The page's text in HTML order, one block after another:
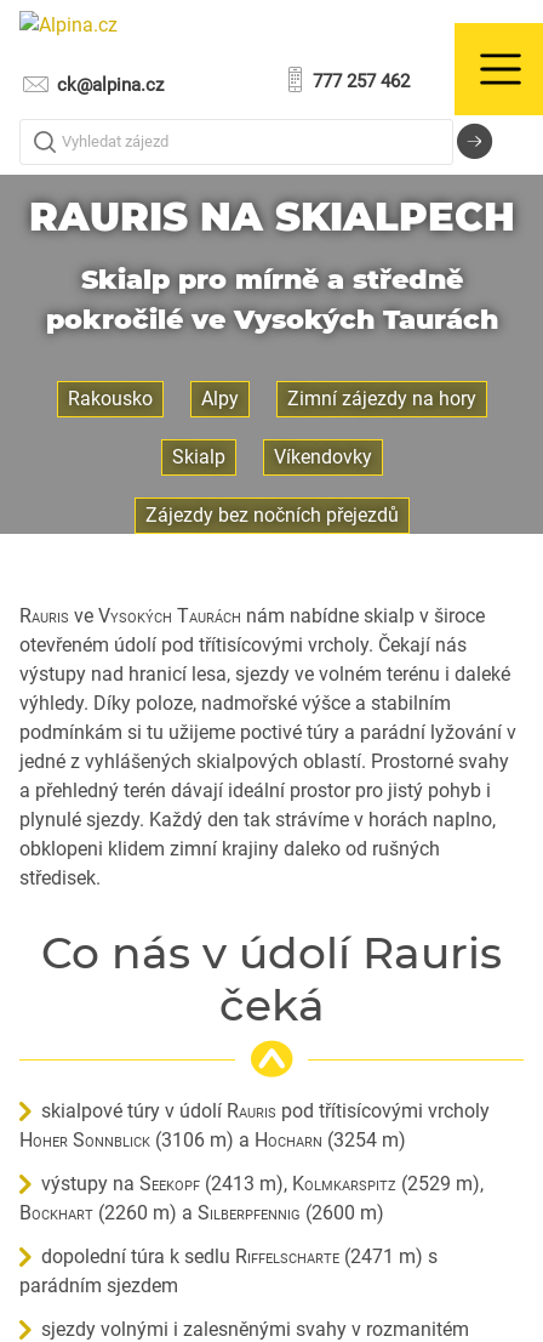
ck@alpina.cz 777 257 462
Vyhledat zájezd
RAURIS NA SKIALPECH
Skialp pro mírně a středně
pokročilé ve Vysokých Taurách
Rakousko Alpy Zimní zájezdy na hory
Skialp Víkendovky
Zájezdy bez nočních přejezdů
Rauris ve Vysokých Taurách nám nabídne skialp v široce
otevřeném údolí pod třítisícovými vrcholy. Čekají nás
výstupy nad hranicí lesa, sjezdy ve volném terénu i daleké
výhledy. Díky poloze, nadmořské výšce a stabilním
podmínkám si tu užijeme poctivé túry a parádní lyžování v
jedné z vyhlášených skialpových oblastí. Prostorné svahy
a přehledný terén dávají ideální prostor pro jistý pohyb i
plynulé sjezdy. Každý den tak strávíme v horách naplno,
obklopeni klidem zimní krajiny daleko od rušných
středisek.
Co nás v údolí Rauris
čeká
skialpové túry v údolí Rauris pod třítisícovými vrcholy
Hoher Sonnblick (3106 m) a Hocharn (3254 m)
výstupy na Seekopf (2413 m), Kolmkarspitz (2529 m),
Bockhart (2260 m) a Silberpfennig (2600 m)
dopolední túra k sedlu Riffelscharte (2471 m) s
parádním sjezdem
sjezdy volnými i zalesněnými svahy v rozmanitém